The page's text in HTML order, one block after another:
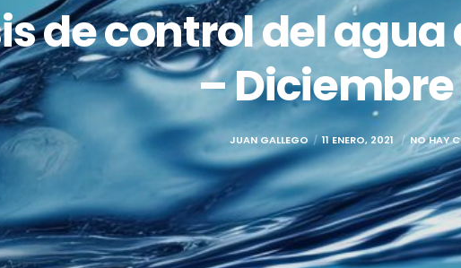
de control del agua
– Diciembre
JUAN GALLEGO 11 ENERO, 2021 NO HAY